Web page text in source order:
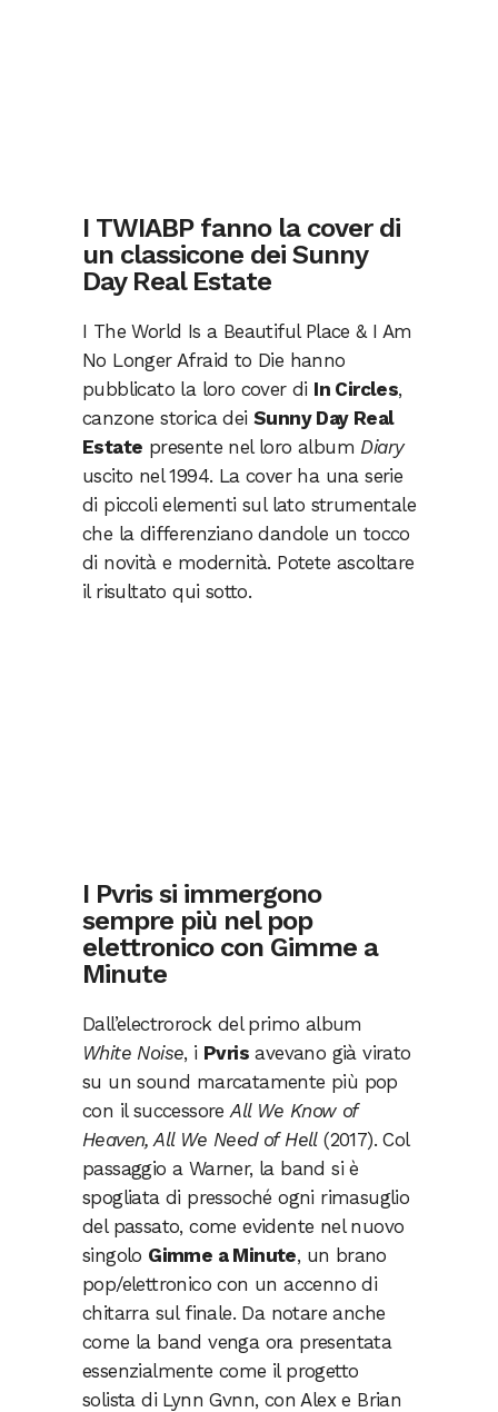
I TWIABP fanno la cover di
un classicone dei Sunny
Day Real Estate
I The World Is a Beautiful Place & I Am
No Longer Afraid to Die hanno
pubblicato la loro cover di In Circles,
canzone storica dei Sunny Day Real
Estate presente nel loro album Diary
uscito nel 1994. La cover ha una serie
di piccoli elementi sul lato strumentale
che la differenziano dandole un tocco
di novità e modernità. Potete ascoltare
il risultato qui sotto.
I Pvris si immergono
sempre più nel pop
elettronico con Gimme a
Minute
Dall’electrorock del primo album
White Noise, i Pvris avevano già virato
su un sound marcatamente più pop
con il successoreAll We Know of
Heaven, All We Need of Hell(2017). Col
passaggio a Warner, la band si è
spogliata di pressoché ogni rimasuglio
del passato, come evidente nel nuovo
singolo Gimme a Minute, un brano
pop/elettronico con un accenno di
chitarra sul finale. Da notare anche
come la band venga ora presentata
essenzialmente come il progetto
solista di Lynn Gvnn, con Alex e Brian